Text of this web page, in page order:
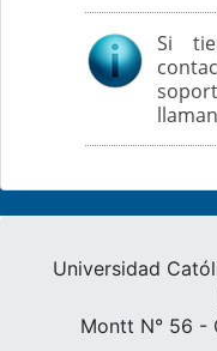
Si
Universidad
Montt N° 56 -